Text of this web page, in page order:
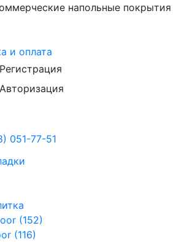
напольные покрытия
и оплата
Регистрация
Авторизация
051-77-51
(152)
(116)